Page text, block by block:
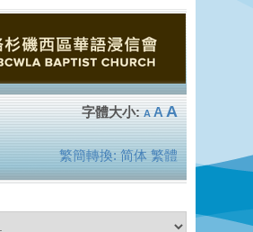
A A A
繁簡轉換: 简体 繁體